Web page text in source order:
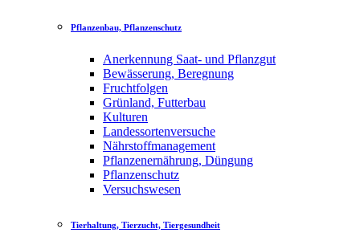
Pflanzenbau, Pflanzenschutz
Anerkennung Saat- und Pflanzgut
Bewässerung, Beregnung
Fruchtfolgen
Grünland, Futterbau
Kulturen
Landessortenversuche
Nährstoffmanagement
Pflanzenernährung, Düngung
Pflanzenschutz
Versuchswesen
Tierhaltung, Tierzucht, Tiergesundheit